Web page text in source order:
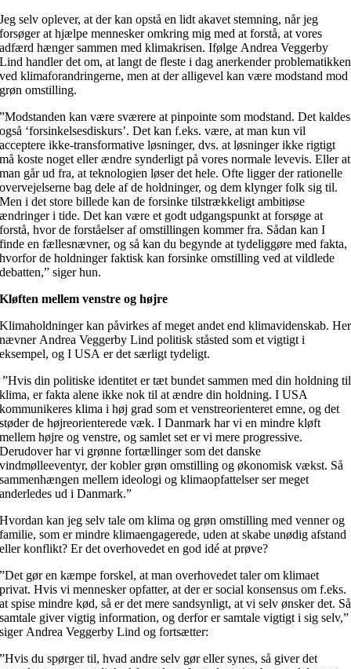
Jeg selv oplever, at der kan opstå en lidt akavet stemning, når jeg
forsøger at hjælpe mennesker omkring mig med at forstå, at vores
adfærd hænger sammen med klimakrisen. Ifølge Andrea Veggerby
Lind handler det om, at langt de fleste i dag anerkender problematikken
ved klimaforandringerne, men at der alligevel kan være modstand mod
grøn omstilling.
”Modstanden kan være sværere at pinpointe som modstand. Det kaldes
også ‘forsinkelsesdiskurs’. Det kan f.eks. være, at man kun vil
acceptere ikke-transformative løsninger, dvs. at løsninger ikke rigtigt
må koste noget eller ændre synderligt på vores normale levevis. Eller at
man går ud fra, at teknologien løser det hele. Ofte ligger der rationelle
overvejelserne bag dele af de holdninger, og dem klynger folk sig til.
Men i det store billede kan de forsinke tilstrækkeligt ambitiøse
ændringer i tide. Det kan være et godt udgangspunkt at forsøge at
forstå, hvor de forståelser af omstillingen kommer fra. Sådan kan I
finde en fællesnævner, og så kan du begynde at tydeliggøre med fakta,
hvorfor de holdninger faktisk kan forsinke omstilling ved at vildlede
debatten,” siger hun.
Kløften mellem venstre og højre
Klimaholdninger kan påvirkes af meget andet end klimavidenskab. Her
nævner Andrea Veggerby Lind politisk ståsted som et vigtigt i
eksempel, og I USA er det særligt tydeligt.
”Hvis din politiske identitet er tæt bundet sammen med din holdning til
klima, er fakta alene ikke nok til at ændre din holdning. I USA
kommunikeres klima i høj grad som et venstreorienteret emne, og det
støder de højreorienterede væk. I Danmark har vi en mindre kløft
mellem højre og venstre, og samlet set er vi mere progressive.
Derudover har vi grønne fortællinger som det danske
vindmølleeventyr, der kobler grøn omstilling og økonomisk vækst. Så
sammenhængen mellem ideologi og klimaopfattelser ser meget
anderledes ud i Danmark.”
Hvordan kan jeg selv tale om klima og grøn omstilling med venner og
familie, som er mindre klimaengagerede, uden at skabe unødig afstand
eller konflikt? Er det overhovedet en god idé at prøve?
”Det gør en kæmpe forskel, at man overhovedet taler om klimaet
privat. Hvis vi mennesker opfatter, at der er social konsensus om f.eks.
at spise mindre kød, så er det mere sandsynligt, at vi selv ønsker det. Så
samtale giver vigtig information, og derfor er samtale vigtigt i sig selv,”
siger Andrea Veggerby Lind og fortsætter:
”Hvis du spørger til, hvad andre selv gør eller synes, så giver det